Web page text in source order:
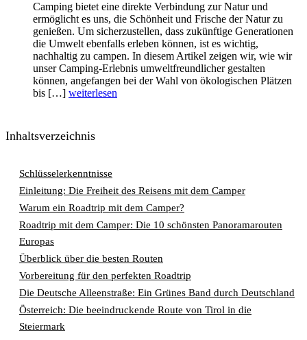
Camping bietet eine direkte Verbindung zur Natur und
ermöglicht es uns, die Schönheit und Frische der Natur zu
genießen. Um sicherzustellen, dass zukünftige Generationen
die Umwelt ebenfalls erleben können, ist es wichtig,
nachhaltig zu campen. In diesem Artikel zeigen wir, wie wir
unser Camping-Erlebnis umweltfreundlicher gestalten
können, angefangen bei der Wahl von ökologischen Plätzen
bis […] weiterlesen
Inhaltsverzeichnis
Schlüsselerkenntnisse
Einleitung: Die Freiheit des Reisens mit dem Camper
Warum ein Roadtrip mit dem Camper?
Roadtrip mit dem Camper: Die 10 schönsten Panoramarouten
Europas
Überblick über die besten Routen
Vorbereitung für den perfekten Roadtrip
Die Deutsche Alleenstraße: Ein Grünes Band durch Deutschland
Österreich: Die beeindruckende Route von Tirol in die
Steiermark